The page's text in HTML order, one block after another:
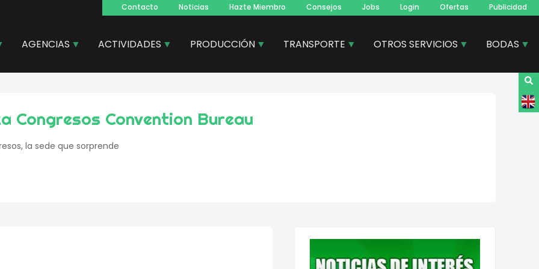
Navegacion
principal
Contacto Noticias Hazte Miembro Consejos Jobs Login Ofertas Publicidad
AGENCIAS ACTIVIDADES PRODUCCIÓN TRANSPORTE OTROS SERVICIOS BODAS
Congresos Convention Bureau
la sede que sorprende